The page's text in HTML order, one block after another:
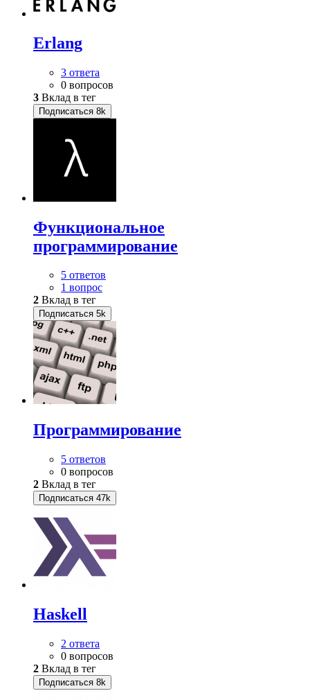
Erlang
3 ответа
0 вопросов
3 Вклад в тег
Подписаться 8k
Функциональное
программирование
5 ответов
1 вопрос
2 Вклад в тег
Подписаться 5k
Программирование
5 ответов
0 вопросов
2 Вклад в тег
Подписаться 47k
Haskell
2 ответа
0 вопросов
2 Вклад в тег
Подписаться 8k